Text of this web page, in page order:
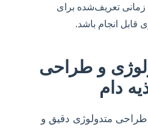
زمانی تعریف‌شده برای
قابل انجام باشد.
و طراحی
دام
متدولوژی دقیق و